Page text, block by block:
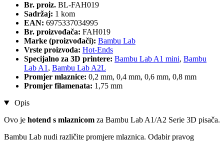
Br. proiz. BL-FAH019
Sadržaj: 1 kom
EAN: 6975337034995
Br. proizvođača: FAH019
Marke (proizvođači): Bambu Lab
Vrste proizvoda: Hot-Ends
Specijalno za 3D printere: Bambu Lab A1 mini, Bambu
Lab A1 , Bambu Lab A2L
Promjer mlaznice: 0,2 mm, 0,4 mm, 0,6 mm, 0,8 mm
Promjer filamenata: 1,75 mm
Opis
Ovo je hotend s mlaznicom za Bambu Lab A1/A2 Serie 3D pisača.
Bambu Lab nudi različite promjere mlaznica. Odabir pravog